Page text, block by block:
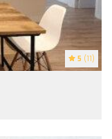
5 (11)